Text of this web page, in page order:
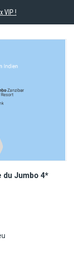
VIP !
du Jumbo 4*